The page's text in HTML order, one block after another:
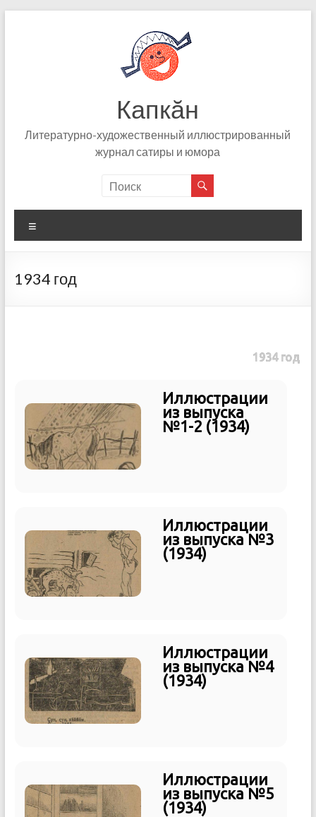
Капкӑн
Литературно-художественный иллюстрированный
журнал сатиры и юмора
1934 год
1934 год
Иллюстрации
из выпуска
№1-2 (1934)
Иллюстрации
из выпуска №3
(1934)
Иллюстрации
из выпуска №4
(1934)
Иллюстрации
из выпуска №5
(1934)